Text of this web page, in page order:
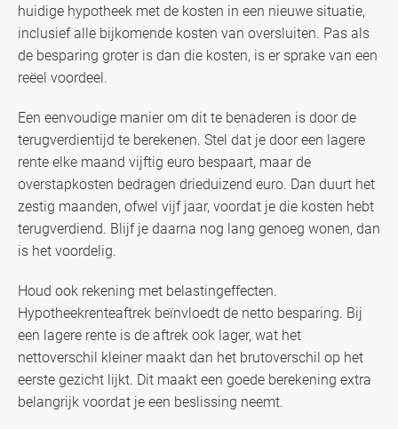
huidige hypotheek met de kosten in een nieuwe situatie,
inclusief alle bijkomende kosten van oversluiten. Pas als
de besparing groter is dan die kosten, is er sprake van een
reëel voordeel.
Een eenvoudige manier om dit te benaderen is door de
terugverdientijd te berekenen. Stel dat je door een lagere
rente elke maand vijftig euro bespaart, maar de
overstapkosten bedragen drieduizend euro. Dan duurt het
zestig maanden, ofwel vijf jaar, voordat je die kosten hebt
terugverdiend. Blijf je daarna nog lang genoeg wonen, dan
is het voordelig.
Houd ook rekening met belastingeffecten.
Hypotheekrenteaftrek beïnvloedt de netto besparing. Bij
een lagere rente is de aftrek ook lager, wat het
nettoverschil kleiner maakt dan het brutoverschil op het
eerste gezicht lijkt. Dit maakt een goede berekening extra
belangrijk voordat je een beslissing neemt.